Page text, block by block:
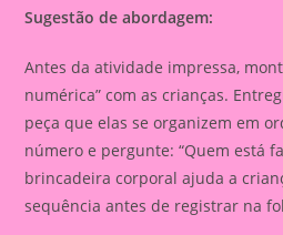
Sugestão de abordagem:
Antes da atividade impressa,
numérica” com as crianças.
peça que elas se organizem em
número e pergunte: “Quem está
brincadeira corporal ajuda a
sequência antes de registrar na